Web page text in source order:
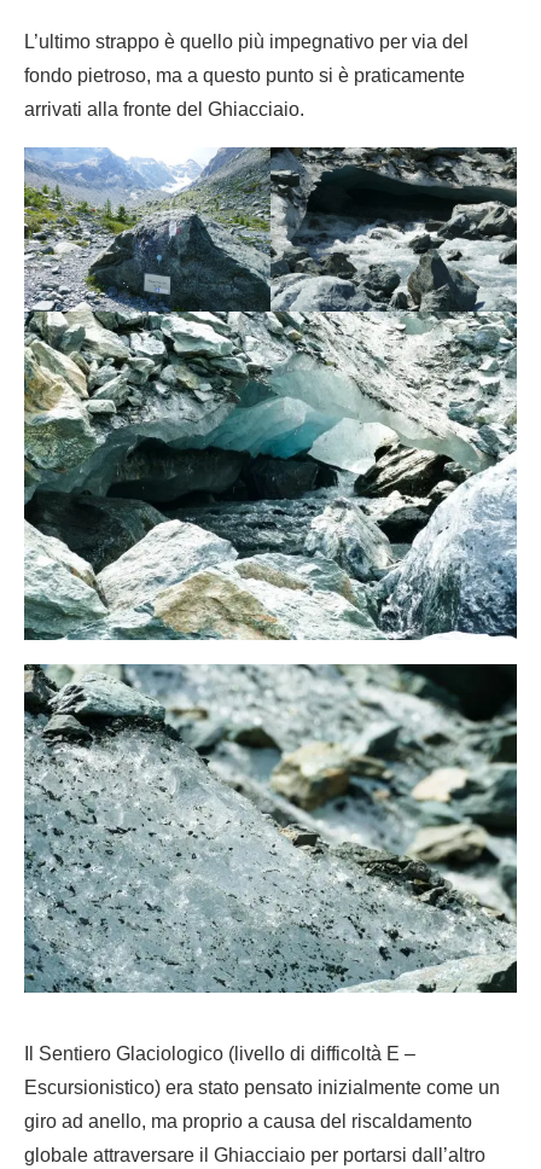
L’ultimo strappo è quello più impegnativo per via del
fondo pietroso, ma a questo punto si è praticamente
arrivati alla fronte del Ghiacciaio.
Il Sentiero Glaciologico (livello di difficoltà E –
Escursionistico) era stato pensato inizialmente come un
giro ad anello, ma proprio a causa del riscaldamento
globale attraversare il Ghiacciaio per portarsi dall’altro